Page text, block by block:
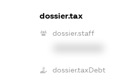
dossier.tax
dossier.staff
dossier.taxDebt